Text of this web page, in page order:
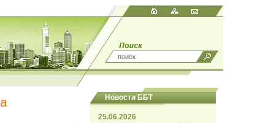
Новости ББТ
25.06.2026